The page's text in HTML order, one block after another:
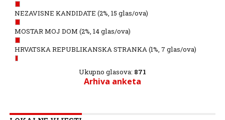
NEZAVISNE KANDIDATE (2%, 15 glas/ova)
MOSTAR MOJ DOM (2%, 14 glas/ova)
HRVATSKA REPUBLIKANSKA STRANKA(1%, 7 glas/ova)
Ukupno glasova: 871
Arhiva anketa